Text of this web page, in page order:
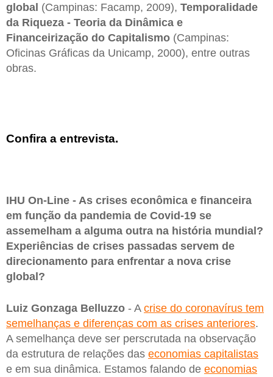
global (Campinas: Facamp, 2009), Temporalidade
da Riqueza - Teoria da Dinâmica e
Financeirização do Capitalismo (Campinas:
Oficinas Gráficas da Unicamp, 2000), entre outras
obras.
Confira a entrevista.
IHU On-Line - As crises econômica e financeira
em função da pandemia de Covid-19 se
assemelham a alguma outra na história mundial?
Experiências de crises passadas servem de
direcionamento para enfrentar a nova crise
global?
Luiz Gonzaga Belluzzo - A crise do coronavírus tem
semelhanças e diferenças com as crises anteriores.
A semelhança deve ser perscrutada na observação
da estrutura de relações das economias capitalistas
e em sua dinâmica. Estamos falando de economias